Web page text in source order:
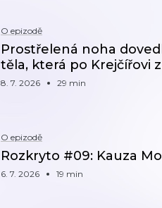
O epizodě
Prostřelená noha
těla, která po Krejčířovi
8. 7. 2026 29 min
O epizodě
Rozkryto #09: Kauza
6. 7. 2026 19 min